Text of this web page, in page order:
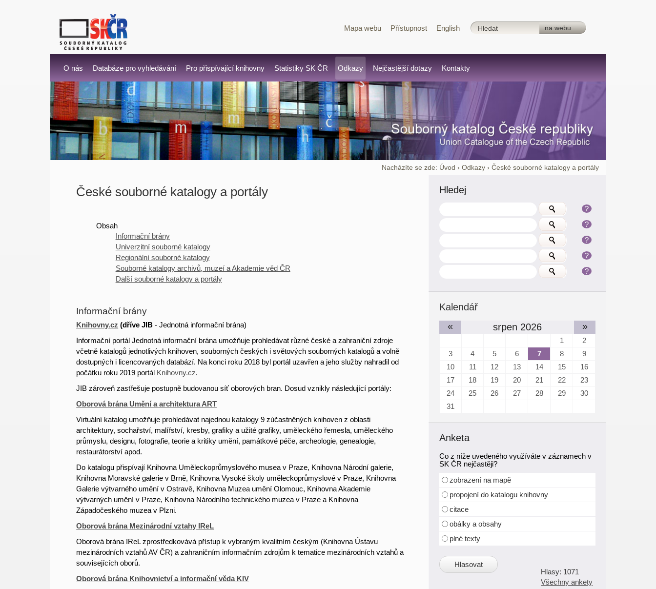
Mapa webu Přístupnost English
O nás Databáze pro vyhledávání Pro přispívající knihovny Statistiky SK ČR Odkazy Nejčastější dotazy Kontakty
Nacházíte se zde: Úvod ›Odkazy ›České souborné katalogy a portály
České souborné katalogy a portály
Obsah
Informační brány
Univerzitní souborné katalogy
Regionální souborné katalogy
Souborné katalogy archivů, muzeí a Akademie věd ČR
Další souborné katalogy a portály
Informační brány
Knihovny.cz (dříveJIB - Jednotná informační brána)
Informační portál Jednotná informační brána umožňuje prohledávat různé české a zahraniční zdroje
včetně katalogů jednotlivých knihoven, souborných českých i světových souborných katalogů a volně
dostupných i licencovaných databází. Na konci roku 2018 byl portál uzavřen a jeho služby nahradil od
počátku roku 2019 portál Knihovny.cz.
JIB zároveň zastřešuje postupně budovanou síť oborových bran. Dosud vznikly následující portály:
Oborová brána Umění a architektura ART
Virtuální katalog umožňuje prohledávat najednou katalogy 9 zúčastněných knihoven z oblasti
architektury, sochařství, malířství, kresby, grafiky a užité grafiky, uměleckého řemesla, uměleckého
průmyslu, designu, fotografie, teorie a kritiky umění, památkové péče, archeologie, genealogie,
restaurátorství apod.
Do katalogu přispívají Knihovna Uměleckoprůmyslového musea v Praze, Knihovna Národní galerie,
Knihovna Moravské galerie v Brně, Knihovna Vysoké školy uměleckoprůmyslové v Praze, Knihovna
Galerie výtvarného umění v Ostravě, Knihovna Muzea umění Olomouc, Knihovna Akademie
výtvarných umění v Praze, Knihovna Národního technického muzea v Praze a Knihovna
Západočeského muzea v Plzni.
Oborová brána Mezinárodní vztahy IReL
Oborová brána IReL zprostředkovává přístup k vybraným kvalitním českým (Knihovna Ústavu
mezinárodních vztahů AV ČR) a zahraničním informačním zdrojům k tematice mezinárodních vztahů a
souvisejících oborů.
Oborová brána Knihovnictví a informační věda KIV
Hledej
?
?
?
?
?
Kalendář
«
srpen 2026 »
1
2
3
4 5 6 7 8
9
10
11 12 13 14 15
16
17
18 19 20 21 22
23
24
25 26 27 28 29
30
31
Anketa
Co z níže uvedeného využíváte v záznamech v
SK ČR nejčastěji?
zobrazení na mapě
propojení do katalogu knihovny
citace
obálky a obsahy
plné texty
1071
Všechny ankety